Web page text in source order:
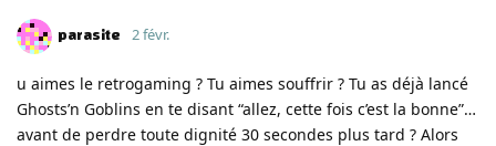
parasite 2 févr.
u aimes le retrogaming ? Tu aimes souffrir ? Tu as déjà lancé
Ghosts’n Goblins en te disant “allez, cette fois c’est la bonne”…
avant de perdre toute dignité 30 secondes plus tard ? Alors